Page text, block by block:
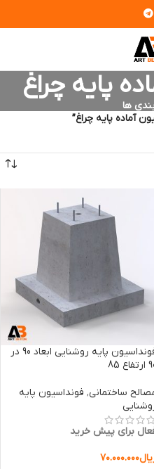
پایه چراغ
ها
آماده پایه چراغ”
فونداسیون پایه روشنایی ابعاد 90 در
85
ساختمانی, فونداسیون پایه
برای پیش خرید
۷۰.۰۰۰.۰۰۰